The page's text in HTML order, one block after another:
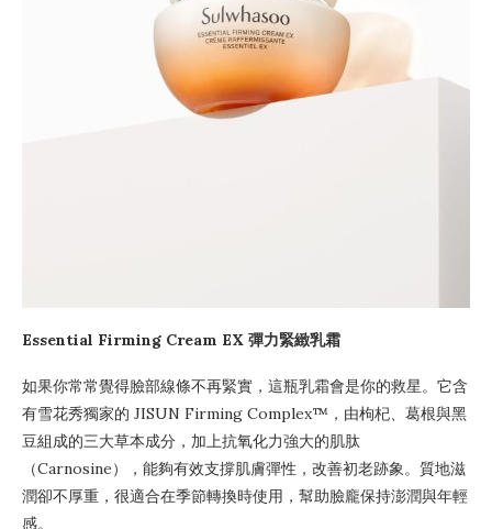
Essential Firming Cream EX 彈力緊緻乳霜
如果你常常覺得臉部線條不再緊實，這瓶乳霜會是你的救星。它含
有雪花秀獨家的 JISUN Firming Complex™，由枸杞、葛根與黑
豆組成的三大草本成分，加上抗氧化力強大的肌肽
（Carnosine），能夠有效支撐肌膚彈性，改善初老跡象。質地滋
潤卻不厚重，很適合在季節轉換時使用，幫助臉龐保持澎潤與年輕
感。